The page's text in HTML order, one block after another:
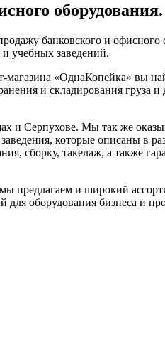
оборудования.
банковского и
и учебных заведений.
магазина «ОднаКопейка» вы
и складирования груза
и Серпухове. Мы так же
которые описаны в
сборку, такелаж, а также
предлагаем и широкий
оборудования бизнеса и